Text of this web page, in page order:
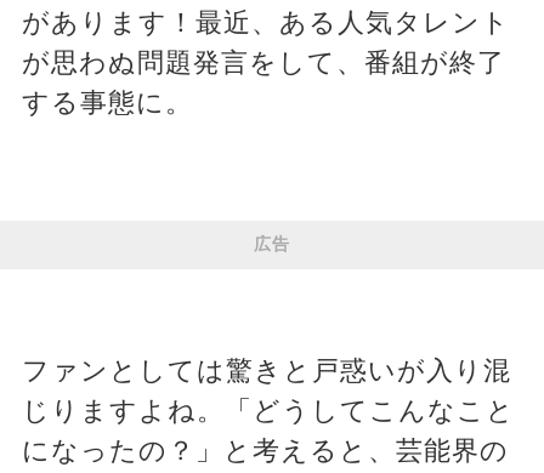
があります！最近、ある人気タレント
が思わぬ問題発言をして、番組が終了
する事態に。
広告
ファンとしては驚きと戸惑いが入り混
じりますよね。「どうしてこんなこと
になったの？」と考えると、芸能界の